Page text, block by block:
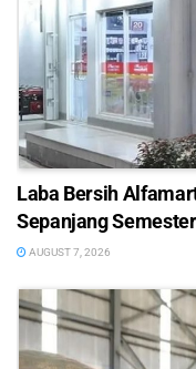
Laba Bersih
Sepanjang
AUGUST 7, 2026